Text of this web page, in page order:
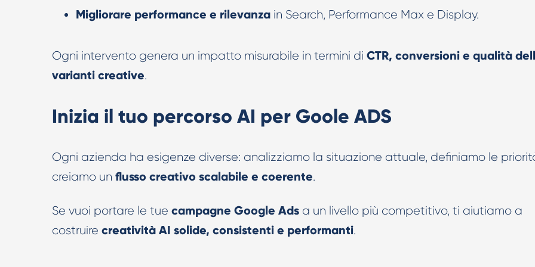
Migliorare performance e rilevanza in Search, Performance Max e Display.
Ogni intervento genera un impatto misurabile in termini di CTR, conversioni e qualità
varianti creative.
Inizia il tuo percorso AI per Goole ADS
Ogni azienda ha esigenze diverse: analizziamo la situazione attuale, definiamo le
creiamo un flusso creativo scalabile e coerente.
Se vuoi portare le tue campagne Google Ads a un livello più competitivo, ti aiutiamo a
costruire creatività AI solide, consistenti e performanti.